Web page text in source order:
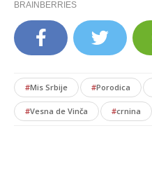
#Mis Srbije #Porodica
#Vesna de Vinča #crnina